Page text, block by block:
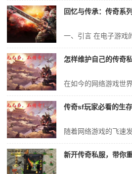
回忆与传承：传奇系
怎样维护自己的传奇
传奇sf玩家必看的生
新开传奇私服，带你